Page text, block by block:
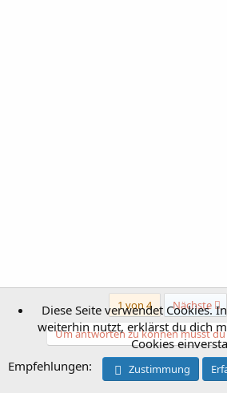
1 von 4 Nächste
Um antworten zu können musst
Empfehlungen:
Diese Seite verwendet Cookies.
weiterhin nutzt, erklärst du dich
Cookies
Zustimmung